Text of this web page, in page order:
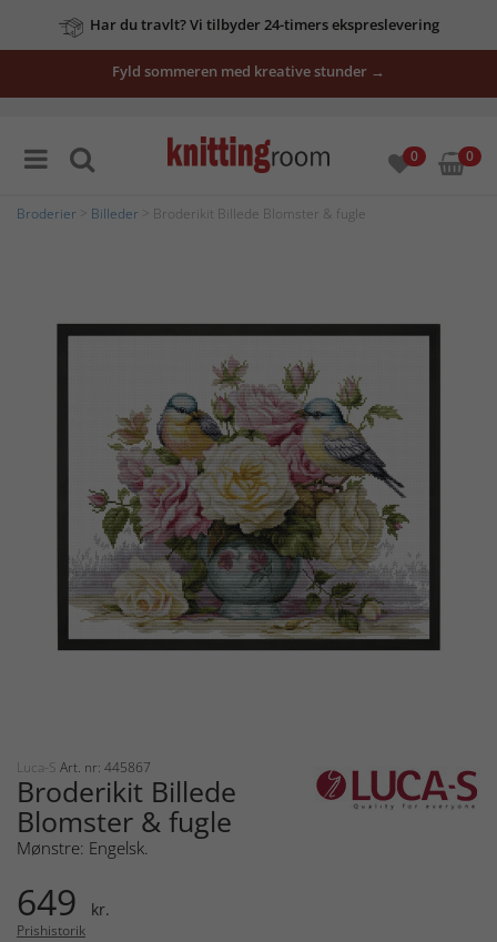
Har du travlt? Vi tilbyder 24-timers ekspreslevering
Fyld sommeren med kreative stunder →
0 0
Broderier Billeder > Broderikit Billede Blomster & fugle
Luca-S Art. nr: 445867
Broderikit Billede
Blomster & fugle
Mønstre: Engelsk.
649 kr.
Prishistorik